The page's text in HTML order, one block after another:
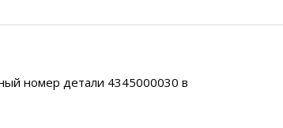
номер детали 4345000030 в